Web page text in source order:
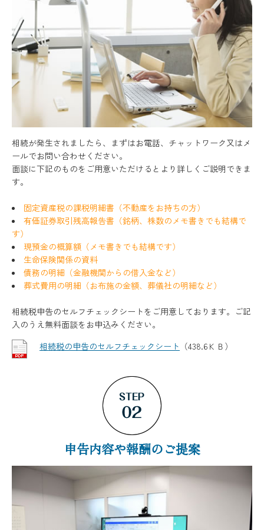
相続が発生されましたら、まずはお電話、チャットワーク又はメ
ールでお問い合わせください。
面談に下記のものをご用意いただけるとより詳しくご説明できま
す。
固定資産税の課税明細書（不動産をお持ちの方）
有価証券取引残高報告書（銘柄、株数のメモ書きでも結構で
す）
現預金の概算額（メモ書きでも結構です）
生命保険関係の資料
債務の明細（金融機関からの借入金など）
葬式費用の明細（お布施の金額、葬儀社の明細など）
相続税申告のセルフチェックシートをご用意しております。ご記
入のうえ無料面談をお申込みください。
相続税の申告のセルフチェックシート （438.6ＫＢ）
申告内容や報酬のご提案